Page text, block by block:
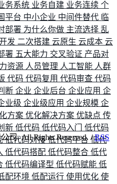
务系统 业务自建 业务连续 个
平台 中小企业 中间件替代 临
部署 为什么你做 主流选择 乱
发 二次搭建 云原生 云成本 云
署 五大能力 交叉验证 产品对
资源 人员管理 人工智能 人群
代码 代码复用 代码审查 代码
断 企业 企业后台 企业应用 企
业级 企业级应用 企业规模 企
方案 优化解决方案 优缺点 传
新 低代码 低代码入门 低代码
低代码对接低代码平台 低代
低代码搭配 低代码整合 低代
低代码编译型 低代码赋能 低
配环境 低配运行 使用优化 使
司. All Rights Reserved. /RSS